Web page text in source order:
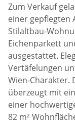
Zum Verkauf
einer gepflegten
Stilaltbau-
Eichenparkett
ausgestattet.
Vertäfelungen
Wien-Charakter.
überzeugt mit
einer
82 m²